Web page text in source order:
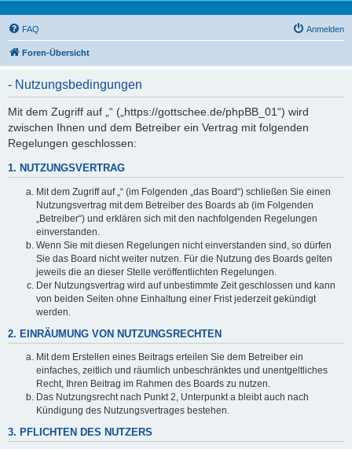
FAQ Anmelden
Foren-Übersicht
- Nutzungsbedingungen
Mit dem Zugriff auf „“ („https://gottschee.de/phpBB_01“) wird
zwischen Ihnen und dem Betreiber ein Vertrag mit folgenden
Regelungen geschlossen:
1. NUTZUNGSVERTRAG
Mit dem Zugriff auf „“ (im Folgenden „das Board“) schließen Sie einen
Nutzungsvertrag mit dem Betreiber des Boards ab (im Folgenden
„Betreiber“) und erklären sich mit den nachfolgenden Regelungen
einverstanden.
Wenn Sie mit diesen Regelungen nicht einverstanden sind, so dürfen
Sie das Board nicht weiter nutzen. Für die Nutzung des Boards gelten
jeweils die an dieser Stelle veröffentlichten Regelungen.
Der Nutzungsvertrag wird auf unbestimmte Zeit geschlossen und kann
von beiden Seiten ohne Einhaltung einer Frist jederzeit gekündigt
werden.
2. EINRÄUMUNG VON NUTZUNGSRECHTEN
Mit dem Erstellen eines Beitrags erteilen Sie dem Betreiber ein
einfaches, zeitlich und räumlich unbeschränktes und unentgeltliches
Recht, Ihren Beitrag im Rahmen des Boards zu nutzen.
Das Nutzungsrecht nach Punkt 2, Unterpunkt a bleibt auch nach
Kündigung des Nutzungsvertrages bestehen.
3. PFLICHTEN DES NUTZERS